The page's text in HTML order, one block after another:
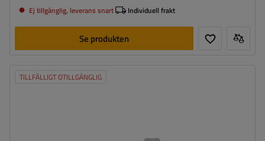
Ej tillgänglig, leverans snart Individuell frakt
Se produkten
TILLFÄLLIGT OTILLGÄNGLIG